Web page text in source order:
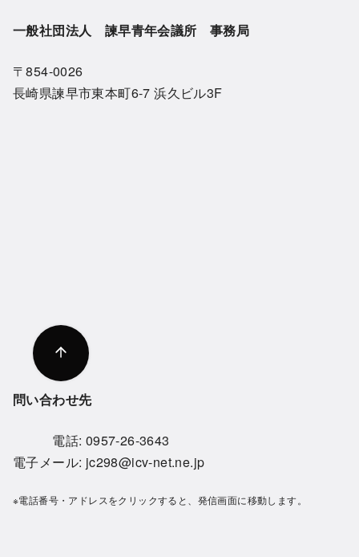
一般社団法人 諫早青年会議所 事務局
〒854-0026
長崎県諫早市東本町6-7 浜久ビル3F
問い合わせ先
電話: 0957-26-3643
電子メール: jc298@icv-net.ne.jp
※電話番号・アドレスをクリックすると、発信画面に移動します。